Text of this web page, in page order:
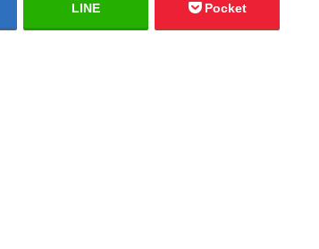
LINE Pocket